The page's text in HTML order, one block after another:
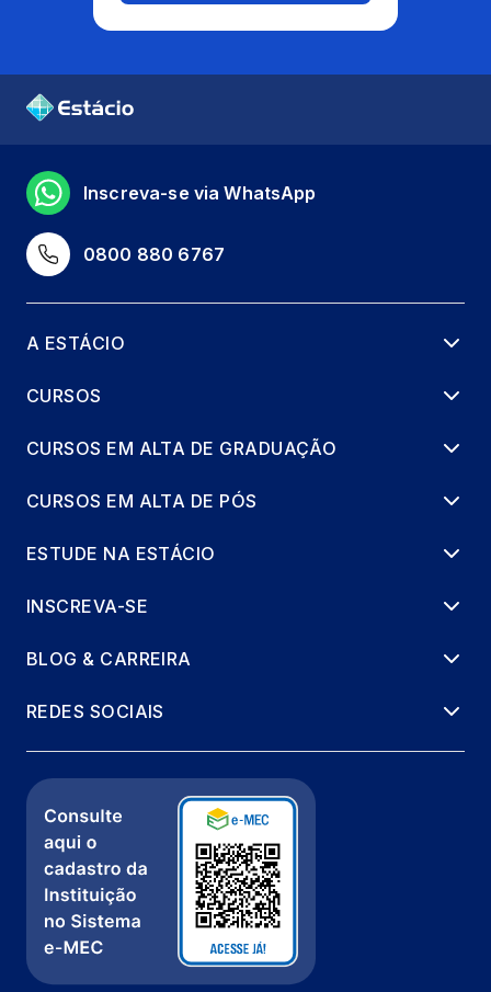
0800 880 6767
Inscreva-se via WhatsApp
A ESTÁCIO
CURSOS
CURSOS EM ALTA DE GRADUAÇÃO
CURSOS EM ALTA DE PÓS
ESTUDE NA ESTÁCIO
INSCREVA-SE
BLOG & CARREIRA
REDES SOCIAIS